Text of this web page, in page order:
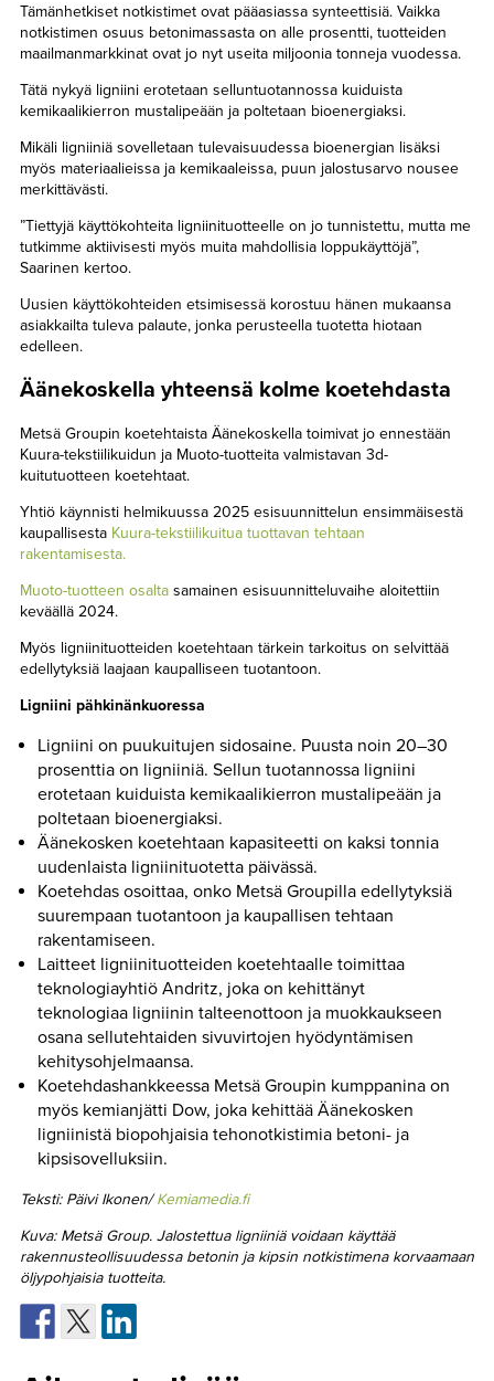
Tämänhetkiset notkistimet ovat pääasiassa synteettisiä. Vaikka
notkistimen osuus betonimassasta on alle prosentti, tuotteiden
maailmanmarkkinat ovat jo nyt useita miljoonia tonneja vuodessa.
Tätä nykyä ligniini erotetaan selluntuotannossa kuiduista
kemikaalikierron mustalipeään ja poltetaan bioenergiaksi.
Mikäli ligniiniä sovelletaan tulevaisuudessa bioenergian lisäksi
myös materiaalieissa ja kemikaaleissa, puun jalostusarvo nousee
merkittävästi.
”Tiettyjä käyttökohteita ligniinituotteelle on jo tunnistettu, mutta me
tutkimme aktiivisesti myös muita mahdollisia loppukäyttöjä”,
Saarinen kertoo.
Uusien käyttökohteiden etsimisessä korostuu hänen mukaansa
asiakkailta tuleva palaute, jonka perusteella tuotetta hiotaan
edelleen.
Äänekoskella yhteensä kolme koetehdasta
Metsä Groupin koetehtaista Äänekoskella toimivat jo ennestään
Kuura-tekstiilikuidun ja Muoto-tuotteita valmistavan 3d-
kuitutuotteen koetehtaat.
Yhtiö käynnisti helmikuussa 2025 esisuunnittelun ensimmäisestä
kaupallisesta Kuura-tekstiilikuitua tuottavan tehtaan
rakentamisesta.
Muoto-tuotteen osaltasamainen esisuunnitteluvaihe aloitettiin
keväällä 2024.
Myös ligniinituotteiden koetehtaan tärkein tarkoitus on selvittää
edellytyksiä laajaan kaupalliseen tuotantoon.
Ligniini pähkinänkuoressa
Ligniini on puukuitujen sidosaine. Puusta noin 20–30
prosenttia on ligniiniä. Sellun tuotannossa ligniini
erotetaan kuiduista kemikaalikierron mustalipeään ja
poltetaan bioenergiaksi.
Äänekosken koetehtaan kapasiteetti on kaksi tonnia
uudenlaista ligniinituotetta päivässä.
Koetehdas osoittaa, onko Metsä Groupilla edellytyksiä
suurempaan tuotantoon ja kaupallisen tehtaan
rakentamiseen.
Laitteet ligniinituotteiden koetehtaalle toimittaa
teknologiayhtiö Andritz, joka on kehittänyt
teknologiaa ligniinin talteenottoon ja muokkaukseen
osana sellutehtaiden sivuvirtojen hyödyntämisen
kehitysohjelmaansa.
Koetehdashankkeessa Metsä Groupin kumppanina on
myös kemianjätti Dow, joka kehittää Äänekosken
ligniinistä biopohjaisia tehonotkistimia betoni- ja
kipsisovelluksiin.
Teksti: Päivi Ikonen/Kemiamedia.fi
Kuva: Metsä Group. Jalostettua ligniiniä voidaan käyttää
rakennusteollisuudessa betonin ja kipsin notkistimena korvaamaan
öljypohjaisia tuotteita.